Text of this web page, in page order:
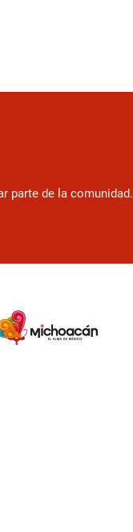
parte de la comunidad.